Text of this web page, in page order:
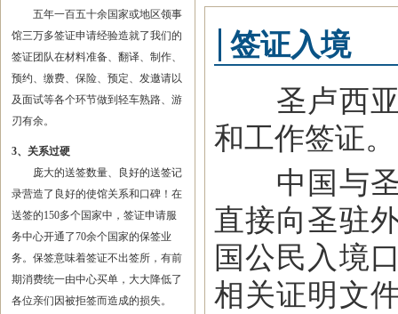
五年一百五十余国家或地区领事
馆三万多签证申请经验造就了我们的
签证团队在材料准备、翻译、制作、
预约、缴费、保险、预定、发邀请以
及面试等各个环节做到轻车熟路、游
刃有余。
3、关系过硬
庞大的送签数量、良好的送签记
录营造了良好的使馆关系和口碑！在
送签的150多个国家中，签证申请服
务中心开通了70余个国家的保签业
务。保签意味着签证不出签所，有前
期消费统一由中心买单，大大降低了
各位亲们因被拒签而造成的损失。
签证入境
圣卢西亚
和工作签证。
中国与圣
直接向圣驻
国公民入境
相关证明文